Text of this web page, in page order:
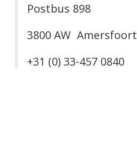
Postbus 898
3800 AW Amersfoort
+31 (0) 33-457 0840